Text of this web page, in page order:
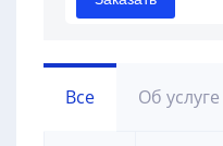
Все Об услуге